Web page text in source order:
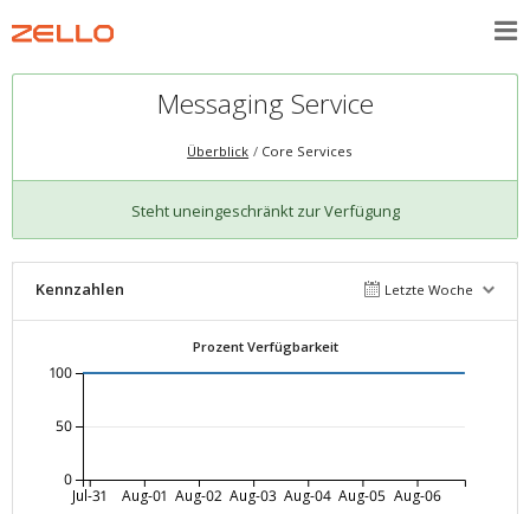
Messaging Service
Überblick Core Services
Steht uneingeschränkt zur Verfügung
Kennzahlen Letzte Woche
Prozent Verfügbarkeit
Jul-31 Aug-01 Aug-02 Aug-03 Aug-04 Aug-05 Aug-06
0
50
100